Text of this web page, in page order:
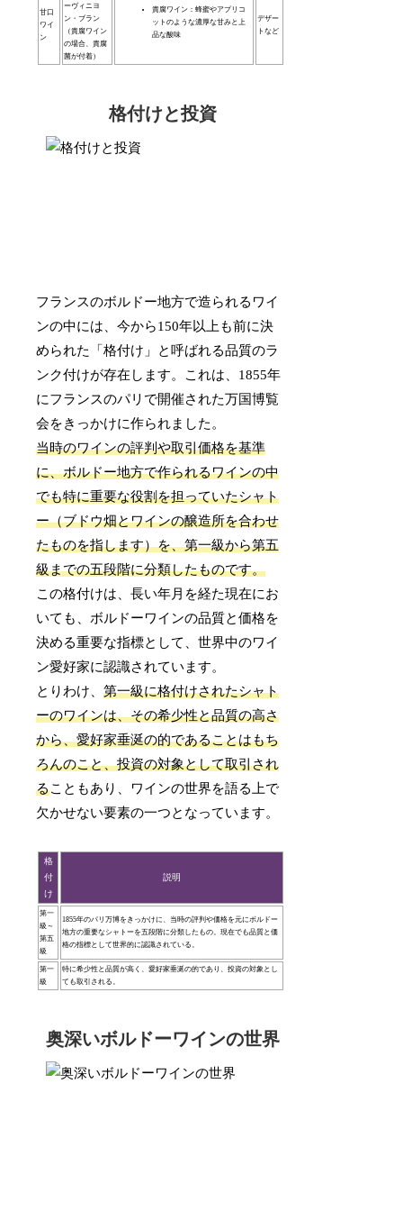
甘口
ワイ
ン
ーヴィニヨ
ン・ブラン
（貴腐ワイン
の場合、貴腐
菌が付着）
貴腐ワイン：蜂蜜やアプリコ
ットのような濃厚な甘みと上
品な酸味
デザー
トなど
格付けと投資
フランスのボルドー地方で造られるワイ
ンの中には、今から150年以上も前に決
められた「格付け」と呼ばれる品質のラ
ンク付けが存在します。これは、1855年
にフランスのパリで開催された万国博覧
会をきっかけに作られました。
当時のワインの評判や取引価格を基準
に、ボルドー地方で作られるワインの中
でも特に重要な役割を担っていたシャト
ー（ブドウ畑とワインの醸造所を合わせ
たものを指します）を、第一級から第五
級までの五段階に分類したものです。
この格付けは、長い年月を経た現在にお
いても、ボルドーワインの品質と価格を
決める重要な指標として、世界中のワイ
ン愛好家に認識されています。
とりわけ、第一級に格付けされたシャト
ーのワインは、その希少性と品質の高さ
から、愛好家垂涎の的であることはもち
ろんのこと、投資の対象として取引され
ることもあり、ワインの世界を語る上で
欠かせない要素の一つとなっています。
格
付
け
説明
第一
級～
第五
級
1855年のパリ万博をきっかけに、当時の評判や価格を元にボルドー
地方の重要なシャトーを五段階に分類したもの。現在でも品質と価
格の指標として世界的に認識されている。
第一
級
特に希少性と品質が高く、愛好家垂涎の的であり、投資の対象とし
ても取引される。
奥深いボルドーワインの世界